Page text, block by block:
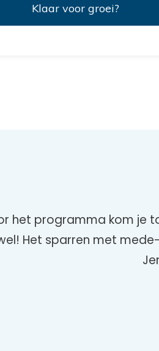
Klaar voor groei?
het programma kom je
Het sparren met